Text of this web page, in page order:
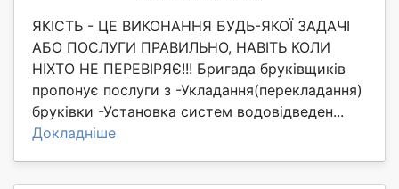
ЯКІСТЬ - ЦЕ ВИКОНАННЯ БУДЬ-ЯКОЇ ЗАДАЧІ
АБО ПОСЛУГИ ПРАВИЛЬНО, НАВІТЬ КОЛИ
НІХТО НЕ ПЕРЕВІРЯЄ!!! Бригада бруківщиків
пропонує послуги з -Укладання(перекладання)
бруківки -Установка систем водовідведен...
Докладніше